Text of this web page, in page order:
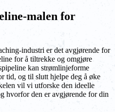
malen for
industri er det avgjørende for
for å tiltrekke og omgjøre
kan strømlinjeforme
tid, og til slutt hjelpe deg å øke
vil vi utforske den ideelle
hvorfor den er avgjørende for din